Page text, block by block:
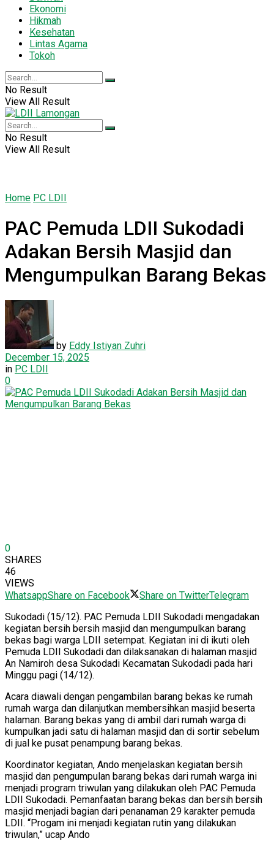
Ekonomi
Hikmah
Kesehatan
Lintas Agama
Tokoh
No Result
View All Result
No Result
View All Result
Home PC LDII
PAC Pemuda LDII Sukodadi
Adakan Bersih Masjid dan
Mengumpulkan Barang Bekas
by Eddy Istiyan Zuhri
December 15, 2025
in PC LDII
0
0
SHARES
46
VIEWS
WhatsappShare on Facebook Share on TwitterTelegram
Sukodadi (15/12). PAC Pemuda LDII Sukodadi mengadakan
kegiatan bersih bersih masjid dan mengumpulkan barang
bekas bagi warga LDII setempat. Kegiatan ini di ikuti oleh
Pemuda LDII Sukodadi dan dilaksanakan di halaman masjid
An Namiroh desa Sukodadi Kecamatan Sukodadi pada hari
Minggu pagi (14/12).
Acara diawali dengan pengambilan barang bekas ke rumah
rumah warga dan dilanjutkan membersihkan masjid beserta
halaman. Barang bekas yang di ambil dari rumah warga di
kumpulkan jadi satu di halaman masjid dan di sortir sebelum
di jual ke pusat penampung barang bekas.
Koordinator kegiatan, Ando menjelaskan kegiatan bersih
masjid dan pengumpulan barang bekas dari rumah warga ini
menjadi program triwulan yang dilakukan oleh PAC Pemuda
LDII Sukodadi. Pemanfaatan barang bekas dan bersih bersih
masjid menjadi bagian dari penanaman 29 karakter pemuda
LDII. “Progam ini menjadi kegiatan rutin yang dilakukan
triwulan,” ucap Ando